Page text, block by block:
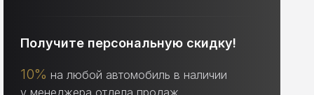
Получите персональную скидку!
10% на любой автомобиль в наличии
у менеджера отдела продаж